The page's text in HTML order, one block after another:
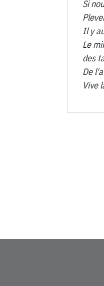
1952Si
Il y
Le
des
De
Vive